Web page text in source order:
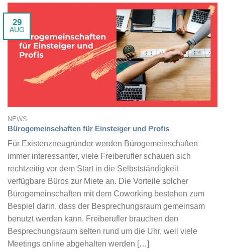
29
AUG
NEWS
Bürogemeinschaften für Einsteiger und Profis
Für Existenzneugründer werden Bürogemeinschaften
immer interessanter, viele Freiberufler schauen sich
rechtzeitig vor dem Start in die Selbstständigkeit
verfügbare Büros zur Miete an. Die Vorteile solcher
Bürogemeinschaften mit dem Coworking bestehen zum
Bespiel darin, dass der Besprechungsraum gemeinsam
benutzt werden kann. Freiberufler brauchen den
Besprechungsraum selten rund um die Uhr, weil viele
Meetings online abgehalten werden […]